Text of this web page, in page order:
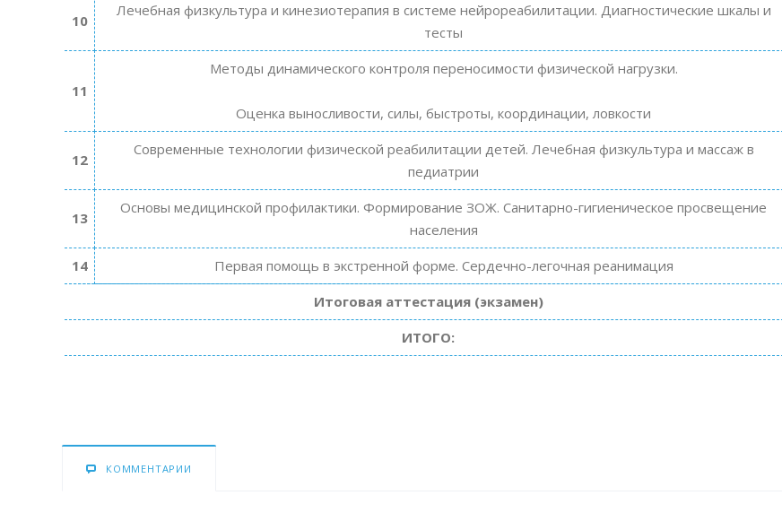
10
Лечебная физкультура и кинезиотерапия в системе нейрореабилитации. Диагностические шкалы и
тесты
11
Методы динамического контроля переносимости физической нагрузки.
Оценка выносливости, силы, быстроты, координации, ловкости
12
Современные технологии физической реабилитации детей. Лечебная физкультура и массаж в
педиатрии
13
Основы медицинской профилактики. Формирование ЗОЖ. Санитарно-гигиеническое просвещение
населения
14 Первая помощь в экстренной форме. Сердечно-легочная реанимация
Итоговая аттестация (экзамен)
ИТОГО:
КОММЕНТАРИИ